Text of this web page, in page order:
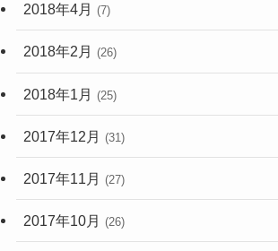
2018年4月 (7)
2018年2月 (26)
2018年1月 (25)
2017年12月 (31)
2017年11月 (27)
2017年10月 (26)